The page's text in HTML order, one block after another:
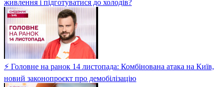
живлення і підготуватися до холодів?
⚡ Головне на ранок 14 листопада: Комбінована атака на Київ,
новий законопроєкт про демобілізацію